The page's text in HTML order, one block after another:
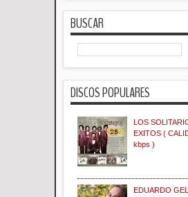
BUSCAR
DISCOS POPULARES
LOS
EXITOS (
kbps )
EDUARDO